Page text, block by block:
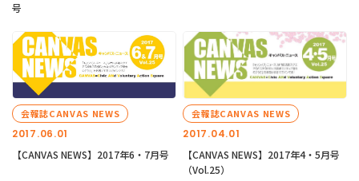
号
2017.06.01
会報誌CANVAS NEWS
【CANVAS NEWS】2017年6・7月号
2017.04.01
会報誌CANVAS NEWS
【CANVAS NEWS】2017年4・5月号
（Vol.25）